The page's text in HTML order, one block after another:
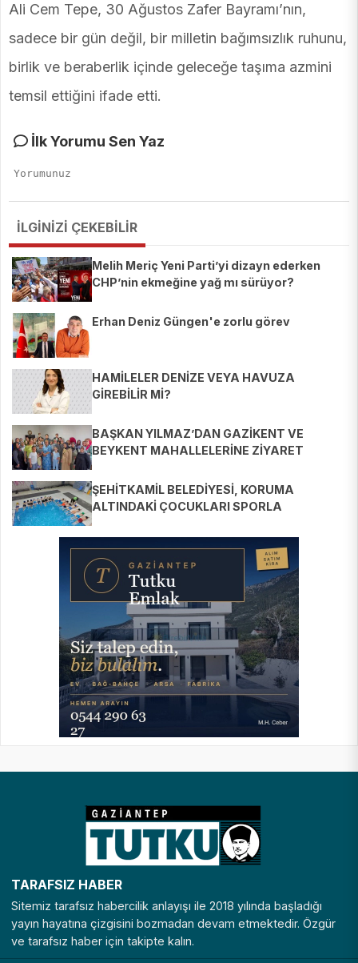
Ali Cem Tepe, 30 Ağustos Zafer Bayramı’nın,
sadece bir gün değil, bir milletin bağımsızlık ruhunu,
birlik ve beraberlik içinde geleceğe taşıma azmini
temsil ettiğini ifade etti.
İlk Yorumu Sen Yaz
İLGİNİZİ ÇEKEBİLİR
Melih Meriç Yeni Parti’yi dizayn ederken
CHP’nin ekmeğine yağ mı sürüyor?
Erhan Deniz Güngen'e zorlu görev
HAMİLELER DENİZE VEYA HAVUZA
GİREBİLİR Mİ?
BAŞKAN YILMAZ’DAN GAZİKENT VE
BEYKENT MAHALLELERİNE ZİYARET
ŞEHİTKAMİL BELEDİYESİ, KORUMA
ALTINDAKİ ÇOCUKLARI SPORLA
TARAFSIZ HABER
Sitemiz tarafsız habercilik anlayışı ile 2018 yılında başladığı
yayın hayatına çizgisini bozmadan devam etmektedir. Özgür
ve tarafsız haber için takipte kalın.